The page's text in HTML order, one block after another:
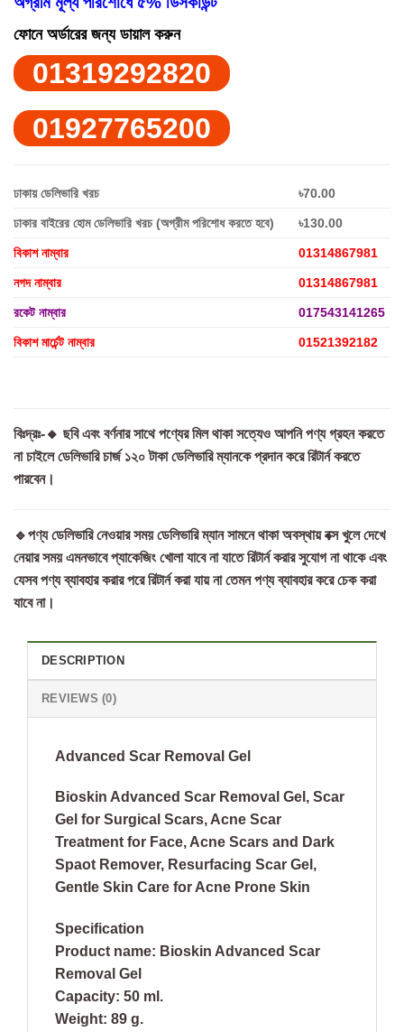
ফোনে অর্ডারের জন্য ডায়াল করুন
01319292820
01927765200
ঢাকায় ডেলিভারি খরচ ৳70.00
ঢাকার বাইরের হোম ডেলিভারি খরচ (অগ্রীম পরিশোধ করতে হবে) ৳130.00
বিকাশ নাম্বার 01314867981
নগদ নাম্বার 01314867981
রকেট নাম্বার 017543141265
বিকাশ মার্চেন্ট নাম্বার 01521392182
বিঃদ্রঃ-🔸 ছবি এবং বর্ণনার সাথে পণ্যের মিল থাকা সত্যেও আপনি পণ্য গ্রহন করতে
না চাইলে ডেলিভারি চার্জ ১২০ টাকা ডেলিভারি ম্যানকে প্রদান করে রিটার্ন করতে
পারবেন।
🔹পণ্য ডেলিভারি নেওয়ার সময় ডেলিভারি ম্যান সামনে থাকা অবস্থায় বক্স খুলে দেখে
নেয়ার সময় এমনভাবে প্যাকেজিং খোলা যাবে না যাতে রিটার্ন করার সুযোগ না থাকে এবং
যেসব পণ্য ব্যাবহার করার পরে রিটার্ন করা যায় না তেমন পণ্য ব্যাবহার করে চেক করা
যাবে না।
DESCRIPTION
REVIEWS (0)
Advanced Scar Removal Gel
Bioskin Advanced Scar Removal Gel, Scar
Gel for Surgical Scars, Acne Scar
Treatment for Face, Acne Scars and Dark
Spaot Remover, Resurfacing Scar Gel,
Gentle Skin Care for Acne Prone Skin
Specification
Product name: Bioskin Advanced Scar
Removal Gel
Capacity: 50 ml.
Weight: 89 g.